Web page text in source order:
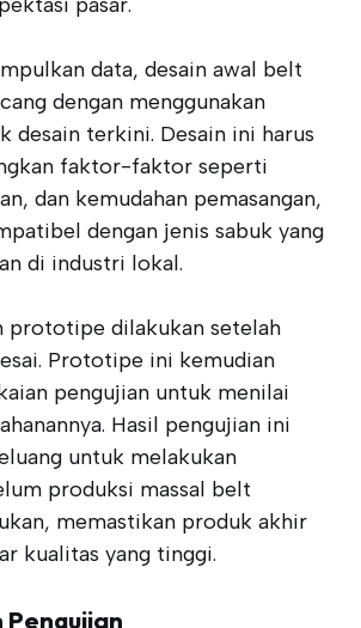
data, desain awal belt
dengan menggunakan
desain terkini. Desain ini harus
faktor-faktor seperti
dan kemudahan pemasangan,
dengan jenis sabuk yang
di industri lokal.
prototipe dilakukan setelah
Prototipe ini kemudian
pengujian untuk menilai
Hasil pengujian ini
untuk melakukan
produksi massal belt
memastikan produk akhir
kualitas yang tinggi.
Pengujian